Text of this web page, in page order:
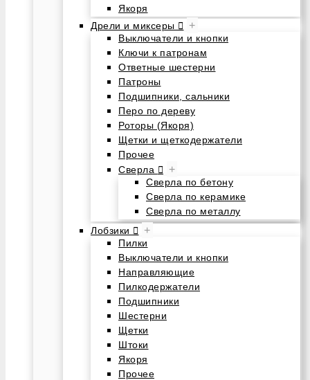
Якоря
Дрели и миксеры
+
Выключатели и кнопки
Ключи к патронам
Ответные шестерни
Патроны
Подшипники, сальники
Перо по дереву
Роторы (Якоря)
Щетки и щеткодержатели
Прочее
Сверла
+
Сверла по бетону
Сверла по керамике
Сверла по металлу
Лобзики
+
Пилки
Выключатели и кнопки
Направляющие
Пилкодержатели
Подшипники
Шестерни
Щетки
Штоки
Якоря
Прочее